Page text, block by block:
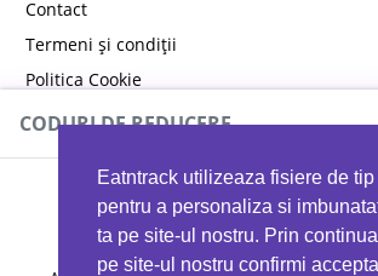
Eatntrack utilizeaza fisiere de
pentru a personaliza si
ta pe site-ul nostru. Prin
pe site-ul nostru confirmi
Contact
Termeni și condiții
Politica Cookie
Politica de confidențialitate
CODURI DE REDUCERE
MYPROTEIN